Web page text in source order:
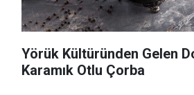
Yörük Kültüründen Gelen
Karamık Otlu Çorba